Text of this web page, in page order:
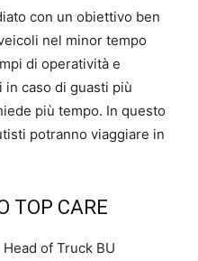
con un obiettivo ben
nel minor tempo
di operatività e
caso di guasti più
più tempo. In questo
potranno viaggiare in
TOP CARE
Head of Truck BU